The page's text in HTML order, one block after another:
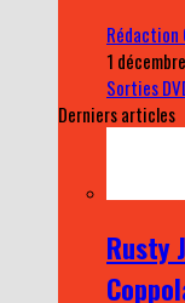
Rédaction
1
Sorties
Derniers articles
Rusty